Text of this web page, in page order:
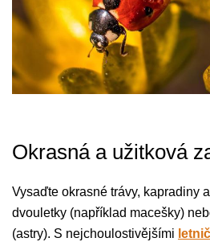
Okrasná a užitková
Vysaďte okrasné trávy, kapradiny
dvouletky (například macešky)
(astry). S nejchoulostivějšími